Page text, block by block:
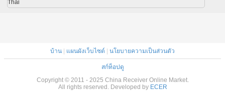
Thai
บ้าน แผนผังเว็บไซต์ นโยบายความเป็นส่วนตัว
สก์ท็อปดู
Copyright © 2011 - 2025 China Receiver Online Market.
All rights reserved. Developed by ECER